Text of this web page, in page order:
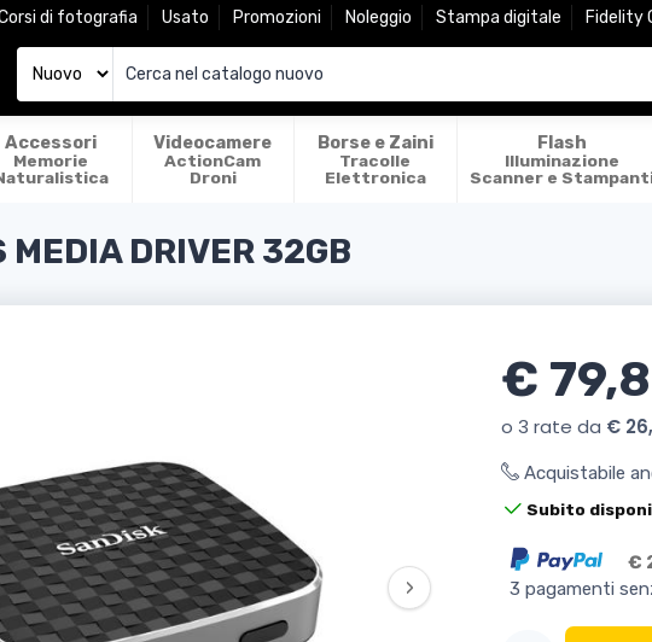
di fotografia Usato Promozioni Noleggio Stampa digitale Fidelity
Accessori
Memorie
Videocamere
ActionCam
Droni
Borse e Zaini
Tracolle
Elettronica
Flash
Illuminazione
Scanner e
MEDIA DRIVER 32GB
›
€
Acquistabile
Subito
€
3 pagamenti